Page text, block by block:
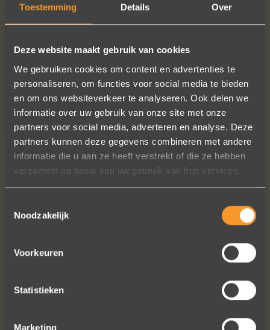
Toestemming Details Over
Deze website maakt gebruik van cookies
We gebruiken cookies om content en advertenties te
personaliseren, om functies voor social media te bieden
en om ons websiteverkeer te analyseren. Ook delen we
informatie over uw gebruik van onze site met onze
partners voor social media, adverteren en analyse. Deze
partners kunnen deze gegevens combineren met andere
informatie die u aan ze heeft verstrekt of die ze hebben
verzameld op basis van uw gebruik van hun services.
Noodzakelijk
Voorkeuren
Statistieken
Marketing
VOLG ONS OP SOCIALE MEDIA
Sieraden online besteld: de ring is
subliem! Zoals altijd! Het maakt mijn
Ik dank het hele team hartelijk voor dit